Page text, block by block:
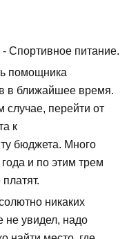
Спортивное питание.
помощника
в ближайшее время.
случае, перейти от
к
бюджета. Много
и по этим трем
никаких
не увидел, надо